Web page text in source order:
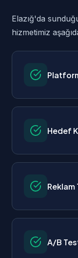
Elazığ'da
hizmetimiz
Hedef
Reklam
A/B